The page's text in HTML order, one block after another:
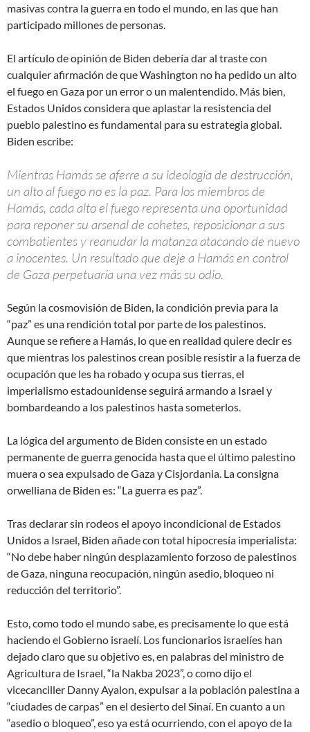
masivas contra la guerra en todo el mundo, en las que han
participado millones de personas.
El artículo de opinión de Biden debería dar al traste con
cualquier afirmación de que Washington no ha pedido un alto
el fuego en Gaza por un error o un malentendido. Más bien,
Estados Unidos considera que aplastar la resistencia del
pueblo palestino es fundamental para su estrategia global.
Biden escribe:
Mientras Hamás se aferre a su ideología de destrucción,
un alto al fuego no es la paz. Para los miembros de
Hamás, cada alto el fuego representa una oportunidad
para reponer su arsenal de cohetes, reposicionar a sus
combatientes y reanudar la matanza atacando de nuevo
a inocentes. Un resultado que deje a Hamás en control
de Gaza perpetuaría una vez más su odio.
Según la cosmovisión de Biden, la condición previa para la
“paz” es una rendición total por parte de los palestinos.
Aunque se refiere a Hamás, lo que en realidad quiere decir es
que mientras los palestinos crean posible resistir a la fuerza de
ocupación que les ha robado y ocupa sus tierras, el
imperialismo estadounidense seguirá armando a Israel y
bombardeando a los palestinos hasta someterlos.
La lógica del argumento de Biden consiste en un estado
permanente de guerra genocida hasta que el último palestino
muera o sea expulsado de Gaza y Cisjordania. La consigna
orwelliana de Biden es: “La guerra es paz”.
Tras declarar sin rodeos el apoyo incondicional de Estados
Unidos a Israel, Biden añade con total hipocresía imperialista:
“No debe haber ningún desplazamiento forzoso de palestinos
de Gaza, ninguna reocupación, ningún asedio, bloqueo ni
reducción del territorio”.
Esto, como todo el mundo sabe, es precisamente lo que está
haciendo el Gobierno israelí. Los funcionarios israelíes han
dejado claro que su objetivo es, en palabras del ministro de
Agricultura de Israel, “la Nakba 2023”, o como dijo el
vicecanciller Danny Ayalon, expulsar a la población palestina a
“ciudades de carpas” en el desierto del Sinaí. En cuanto a un
“asedio o bloqueo”, eso ya está ocurriendo, con el apoyo de la